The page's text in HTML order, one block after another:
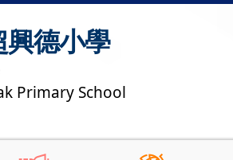
德小學
Primary School